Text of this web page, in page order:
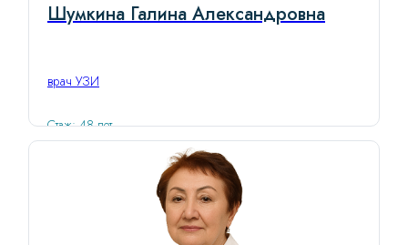
Шумкина Галина Александровна
врач УЗИ
Стаж: 48 лет